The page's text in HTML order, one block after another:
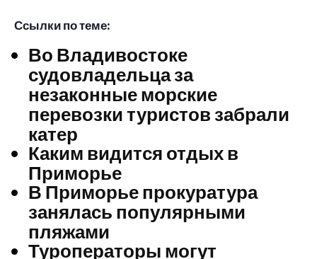
Ссылки по теме:
Во Владивостоке
судовладельца за
незаконные морские
перевозки туристов забрали
катер
Каким видится отдых в
Приморье
В Приморье прокуратура
занялась популярными
пляжами
Туроператоры могут